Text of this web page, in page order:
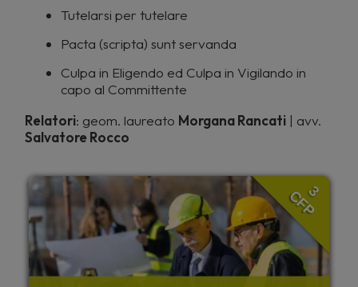
Tutelarsi per tutelare
Pacta (scripta) sunt servanda
Culpa in Eligendo ed Culpa in Vigilando in
capo al Committente
Relatori: geom. laureato Morgana Rancati | avv.
Salvatore Rocco
3
CFP